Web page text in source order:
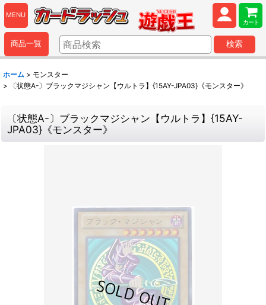
MENU
カート
商品一覧 検索
ホーム > モンスター
>
〔状態A-〕ブラックマジシャン【ウルトラ】{15AY-JPA03}《モンスター》
〔状態A-〕ブラックマジシャン【ウルトラ】{15AY-
JPA03}《モンスター》